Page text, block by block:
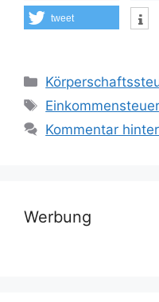
tweet
Kategorien
Schlagwörter
Einkommensteuer
Kommentar
Werbung